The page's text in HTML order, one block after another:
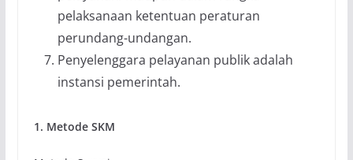
pelaksanaan ketentuan peraturan
perundang-undangan.
Penyelenggara pelayanan publik adalah
instansi pemerintah.
1. Metode SKM